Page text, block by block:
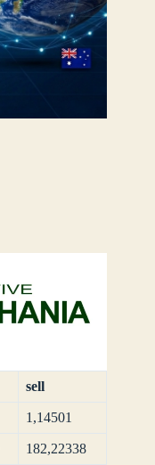
sell
1,14501
182,22338